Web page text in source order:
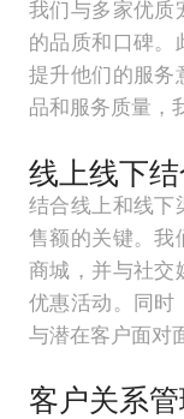
我们与多家优质
的品质和口碑。
提升他们的服务
品和服务质量，
线上线下
结合线上和线下
售额的关键。我
商城，并与社交
优惠活动。同时
与潜在客户面对
客户关系